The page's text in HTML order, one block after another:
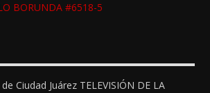
BORUNDA #6518-5
Ciudad Juárez TELEVISIÓN DE LA